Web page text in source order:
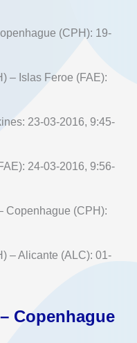
(CPH): 19-
– Islas Feroe (FAE):
23-03-2016, 9:45-
24-03-2016, 9:56-
Copenhague (CPH):
– Alicante (ALC): 01-
Copenhague